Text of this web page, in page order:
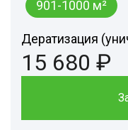
901-1000 м²
Дератизация
15 680 ₽